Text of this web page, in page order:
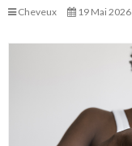
Cheveux 19 Mai 2026